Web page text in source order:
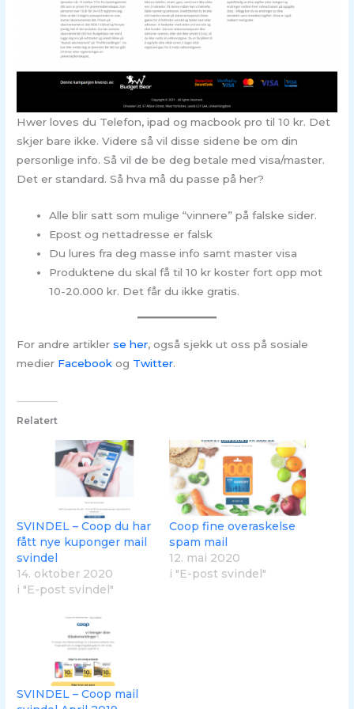
Hwer loves du Telefon, ipad og macbook pro til 10 kr. Det
skjer bare ikke. Videre så vil disse sidene be om din
personlige info. Så vil de be deg betale med visa/master.
Det er standard. Så hva må du passe på her?
Alle blir satt som mulige “vinnere” på falske sider.
Epost og nettadresse er falsk
Du lures fra deg masse info samt master visa
Produktene du skal få til 10 kr koster fort opp mot
10-20.000 kr. Det får du ikke gratis.
For andre artiklerse her, også sjekk ut oss på sosiale
medier Facebookog Twitter.
Relatert
SVINDEL – Coop du har
fått nye kuponger mail
svindel
14. oktober 2020
i "E-post svindel"
Coop fine overaskelse
spam mail
12. mai 2020
i "E-post svindel"
SVINDEL – Coop mail